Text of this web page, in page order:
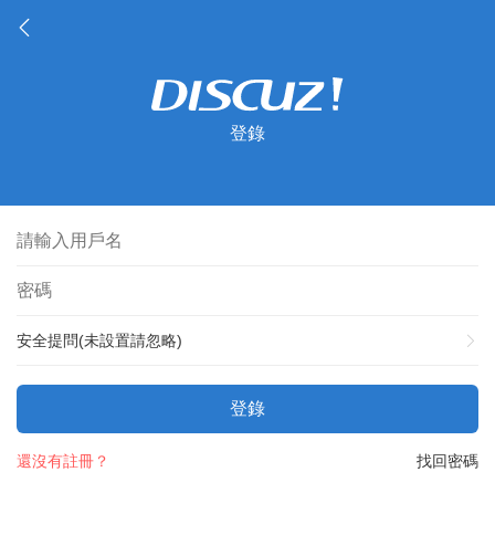
登錄
安全提問(未設置請忽略)
登錄
找回密碼
還沒有註冊？